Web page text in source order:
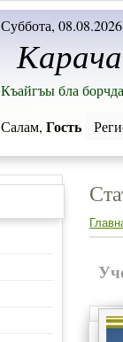
Суббота,
Салам, Гость
Къайгъы бла